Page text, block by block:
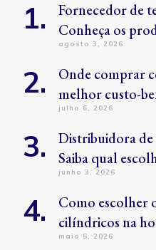
Fornecedor de
Conheça os
agosto 3, 2026
Onde comprar
melhor custo-
julho 6, 2026
Distribuidora
Saiba qual
junho 3, 2026
Como escolher
cilíndricos na
maio 5, 2026